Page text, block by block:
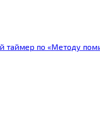
таймер по «Методу